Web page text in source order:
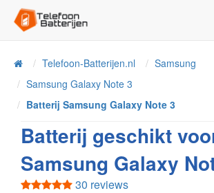
HomeTelefoon-Batterijen.nl
Samsung
Samsung Galaxy Note 3
Batterij Samsung Galaxy Note 3
Batterij geschikt
Samsung Galaxy
30 reviews